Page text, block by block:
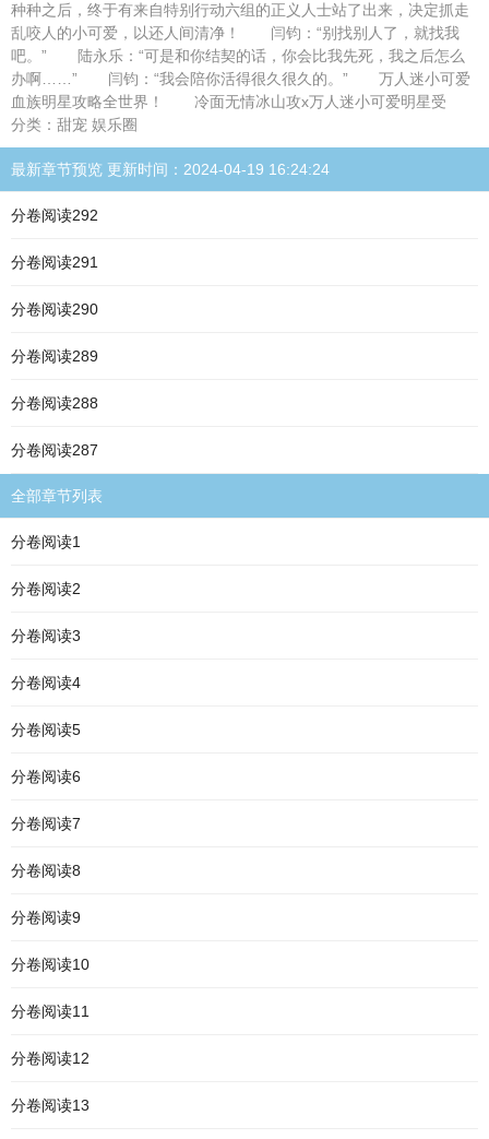
种种之后，终于有来自特别行动六组的正义人士站了出来，决定抓走
乱咬人的小可爱，以还人间清净！ 闫钧：“别找别人了，就找我
吧。” 陆永乐：“可是和你结契的话，你会比我先死，我之后怎么
办啊……” 闫钧：“我会陪你活得很久很久的。” 万人迷小可爱
血族明星攻略全世界！ 冷面无情冰山攻x万人迷小可爱明星受
分类：甜宠 娱乐圈
最新章节预览 更新时间：2024-04-19 16:24:24
分卷阅读292
分卷阅读291
分卷阅读290
分卷阅读289
分卷阅读288
分卷阅读287
全部章节列表
分卷阅读1
分卷阅读2
分卷阅读3
分卷阅读4
分卷阅读5
分卷阅读6
分卷阅读7
分卷阅读8
分卷阅读9
分卷阅读10
分卷阅读11
分卷阅读12
分卷阅读13